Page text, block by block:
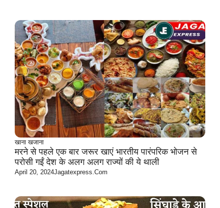
खाना खजाना
मरने से पहले एक बार जरूर खाएं भारतीय पारंपरिक भोजन से
परोसी गईं देश के अलग अलग राज्यों की ये थाली
April 20, 2024Jagatexpress.com